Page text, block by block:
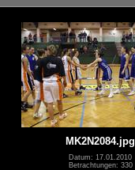
MK2N2084.jpg
Datum: 17.01.2010
Betrachtungen: 330